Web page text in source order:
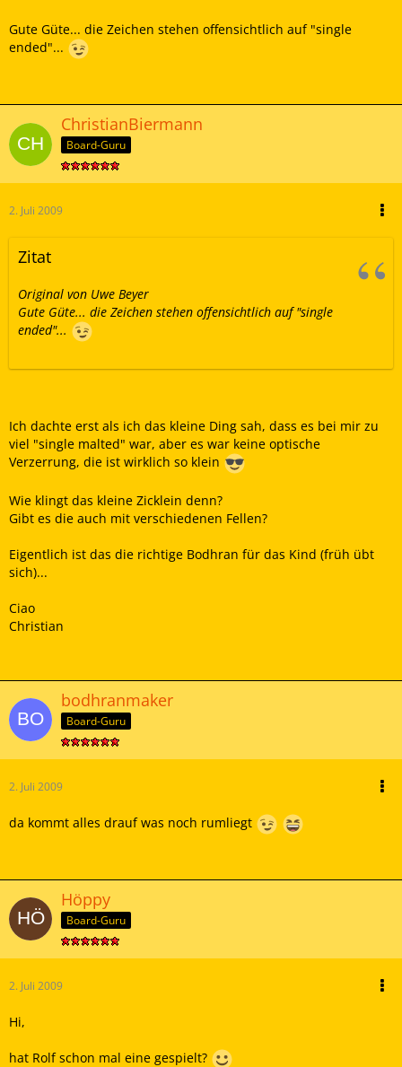
Gute Güte... die Zeichen stehen offensichtlich auf "single
ended"...
ChristianBiermann
Board-Guru
2. Juli 2009
Zitat
Original von Uwe Beyer
Gute Güte... die Zeichen stehen offensichtlich auf "single
ended"...
Ich dachte erst als ich das kleine Ding sah, dass es bei mir zu
viel "single malted" war, aber es war keine optische
Verzerrung, die ist wirklich so klein
Wie klingt das kleine Zicklein denn?
Gibt es die auch mit verschiedenen Fellen?
Eigentlich ist das die richtige Bodhran für das Kind (früh übt
sich)...
Ciao
Christian
bodhranmaker
Board-Guru
2. Juli 2009
da kommt alles drauf was noch rumliegt
Höppy
Board-Guru
2. Juli 2009
Hi,
hat Rolf schon mal eine gespielt?